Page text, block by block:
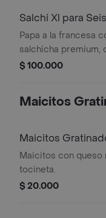
Salchi Xl para Seis
Papa a la francesa
salchicha premium,
carne, pollo,
$ 100.000
Maicitos
Maicitos
Maicitos con queso
tocineta.
$ 20.000